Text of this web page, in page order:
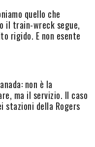
quello che
il train-wreck segue,
rigido. E non esente
non è la
ma il servizio. Il caso
stazioni della Rogers